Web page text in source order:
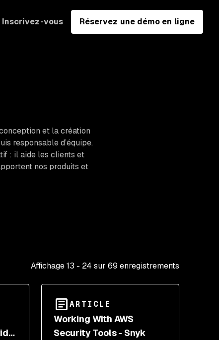
Inscrivez-vous Réservez une démo en ligne
et la création
responsable d’équipe.
: il aide les clients et
nos produits et
Affichage13 - 24 sur 69 enregistrements
ARTICLE
Working With AWS
Security Tools - Snyk